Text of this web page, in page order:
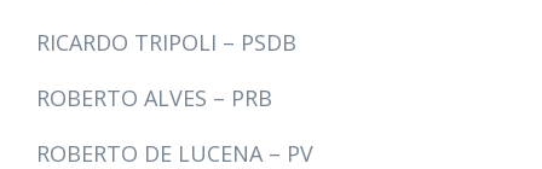
RICARDO TRIPOLI – PSDB
ROBERTO ALVES – PRB
ROBERTO DE LUCENA – PV